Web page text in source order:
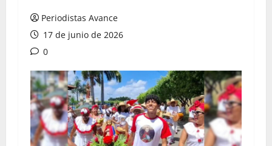
Periodistas Avance
17 de junio de 2026
0